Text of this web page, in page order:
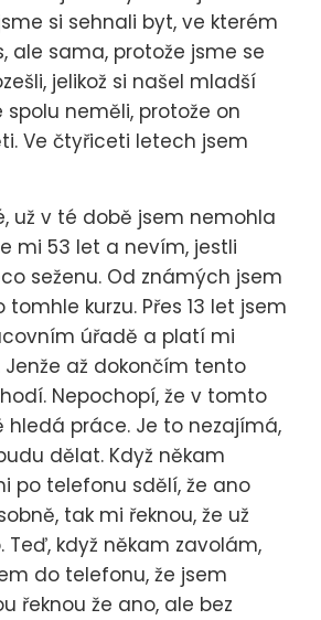
si sehnali byt, ve kterém
ale sama, protože jsme se
jelikož si našel mladší
spolu neměli, protože on
Ve čtyřiceti letech jsem
už v té době jsem nemohla
mi 53 let a nevím, jestli
seženu. Od známých jsem
kurzu. Přes 13 let jsem
úřadě a platí mi
až dokončím tento
Nepochopí, že v tomto
hledá práce. Je to nezajímá,
dělat. Když někam
po telefonu sdělí, že ano
tak mi řeknou, že už
Teď, když někam zavolám,
do telefonu, že jsem
řeknou že ano, ale bez